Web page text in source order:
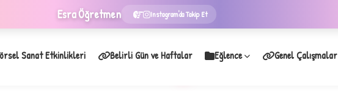
EsraÖğretmen Instagram'da Takip Et
Sanat Etkinlikleri Belirli Gün ve Haftalar Eğlence Genel Çalışmalar